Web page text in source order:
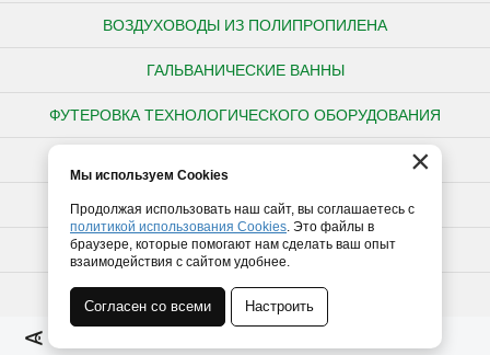
ВОЗДУХОВОДЫ ИЗ ПОЛИПРОПИЛЕНА
ГАЛЬВАНИЧЕСКИЕ ВАННЫ
ФУТЕРОВКА ТЕХНОЛОГИЧЕСКОГО ОБОРУДОВАНИЯ
НЕСТАНДАРТНЫЕ ИЗДЕЛИЯ ИЗ ПОЛИПРОПИЛЕНА
ПОЛИПРОПИЛЕНОВЫЕ ТРУБЫ
ПОЛИЭТИЛЕНОВЫЕ ТРУБЫ
ТРУБЫ ПВХ
×
Мы используем Cookies
Продолжая использовать наш сайт, вы соглашаетесь с
политикой использования Cookies. Это файлы в
браузере, которые помогают нам сделать ваш опыт
взаимодействия с сайтом удобнее.
Согласен со всеми Настроить